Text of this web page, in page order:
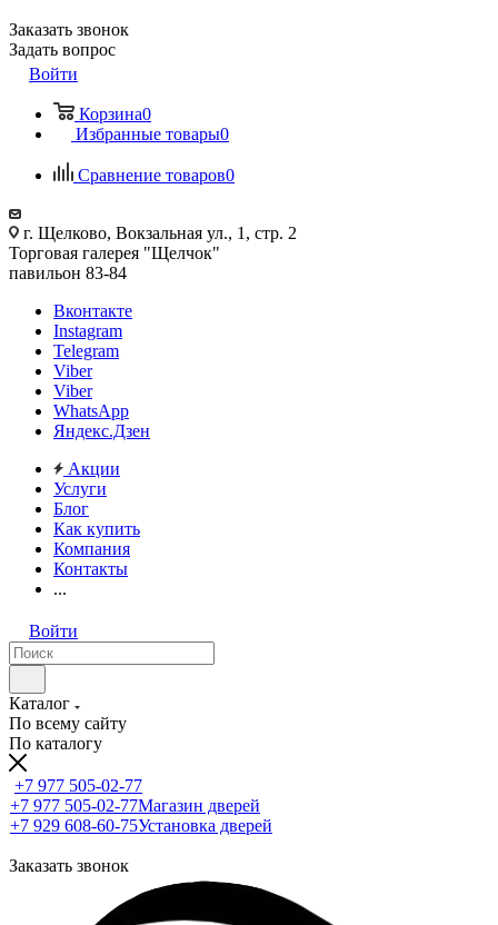
Заказать звонок
Задать вопрос
Войти
Корзина0
Избранные товары0
Сравнение товаров0
г. Щелково, Вокзальная ул., 1, стр. 2
Торговая галерея "Щелчок"
павильон 83-84
Вконтакте
Instagram
Telegram
Viber
Viber
WhatsApp
Яндекс.Дзен
Акции
Услуги
Блог
Как купить
Компания
Контакты
...
Войти
Каталог
По всему сайту
По каталогу
+7 977 505-02-77
+7 977 505-02-77Магазин дверей
+7 929 608-60-75Установка дверей
Заказать звонок